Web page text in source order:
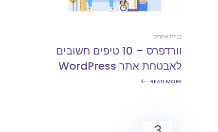
בניית אתרים
וורדפרס – 10 טיפים חשובים
לאבטחת אתר WordPress
READ MORE